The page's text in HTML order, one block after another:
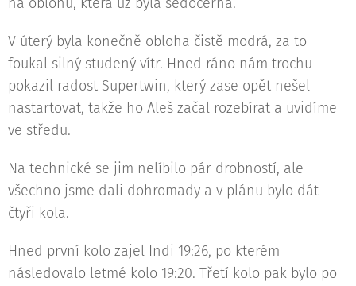
V úterý byla konečně obloha čistě modrá, za to
foukal silný studený vítr. Hned ráno nám trochu
pokazil radost Supertwin, který zase opět nešel
nastartovat, takže ho Aleš začal rozebírat a uvidíme
ve středu.
Na technické se jim nelíbilo pár drobností, ale
všechno jsme dali dohromady a v plánu bylo dát
čtyři kola.
Hned první kolo zajel Indi 19:26, po kterém
následovalo letmé kolo 19:20. Třetí kolo pak bylo po